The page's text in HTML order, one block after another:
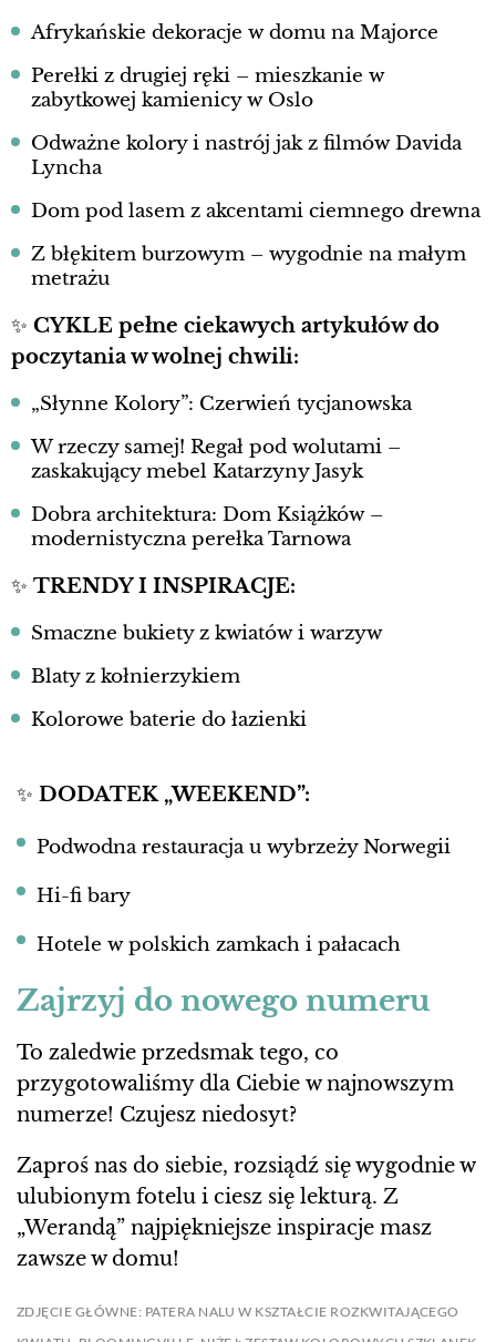
Afrykańskie dekoracje w domu na Majorce
Perełki z drugiej ręki – mieszkanie w
zabytkowej kamienicy w Oslo
Odważne kolory i nastrój jak z filmów Davida
Lyncha
Dom pod lasem z akcentami ciemnego drewna
Z błękitem burzowym – wygodnie na małym
metrażu
✨ CYKLE pełne ciekawych artykułów do
poczytania w wolnej chwili:
„Słynne Kolory”: Czerwień tycjanowska
W rzeczy samej! Regał pod wolutami –
zaskakujący mebel Katarzyny Jasyk
Dobra architektura: Dom Książków –
modernistyczna perełka Tarnowa
✨ TRENDY I INSPIRACJE:
Smaczne bukiety z kwiatów i warzyw
Blaty z kołnierzykiem
Kolorowe baterie do łazienki
✨ DODATEK „WEEKEND”:
Podwodna restauracja u wybrzeży Norwegii
Hi-fi bary
Hotele w polskich zamkach i pałacach
Zajrzyj do nowego numeru
To zaledwie przedsmak tego, co
przygotowaliśmy dla Ciebie w najnowszym
numerze! Czujesz niedosyt?
Zaproś nas do siebie, rozsiądź się wygodnie w
ulubionym fotelu i ciesz się lekturą. Z
„Werandą” najpiękniejsze inspiracje masz
zawsze w domu!
ZDJĘCIE GŁÓWNE: PATERA NALU W KSZTAŁCIE ROZKWITAJĄCEGO